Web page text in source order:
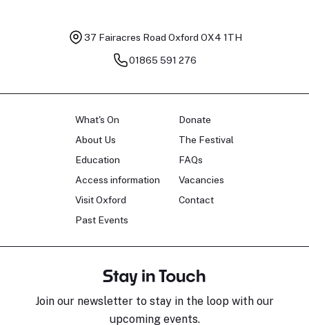
37 Fairacres Road Oxford OX4 1TH
01865 591 276
What's On
About Us
Education
Access information
Visit Oxford
Past Events
Donate
The Festival
FAQs
Vacancies
Contact
Stay in Touch
Join our newsletter to stay in the loop with our
upcoming events.